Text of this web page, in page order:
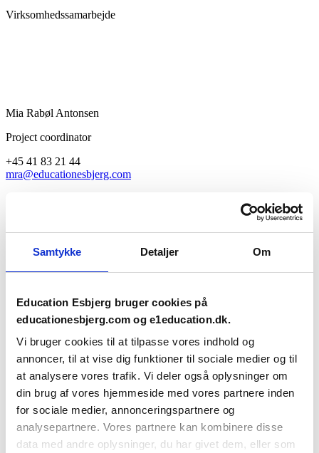
Samtykke Detaljer Om
Education Esbjerg bruger cookies på
educationesbjerg.com og e1education.dk.
Vi bruger cookies til at tilpasse vores indhold og
annoncer, til at vise dig funktioner til sociale medier og til
at analysere vores trafik. Vi deler også oplysninger om
din brug af vores hjemmeside med vores partnere inden
for sociale medier, annonceringspartnere og
analysepartnere. Vores partnere kan kombinere disse
data med andre oplysninger, du har givet dem, eller som
Virksomhedssamarbejde
Mia Rabøl Antonsen
Project coordinator
+45 41 83 21 44
mra@educationesbjerg.com
Seneste nyheder